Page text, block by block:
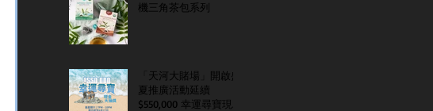
機三角茶包系列
「天河大賭場」開啟盛
夏推廣活動延續
$550,000 幸運尋寶現金